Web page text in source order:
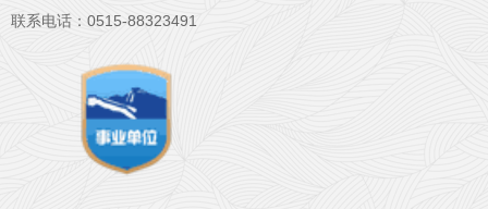
联系电话：0515-88323491